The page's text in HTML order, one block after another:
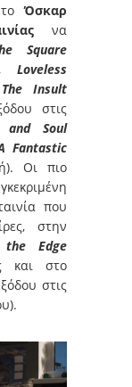
τοΌσκαρ
να
Square
Loveless
The Insult
στις
and Soul
Fantastic
Οι πιο
που
στην
the Edge
και στο
στις